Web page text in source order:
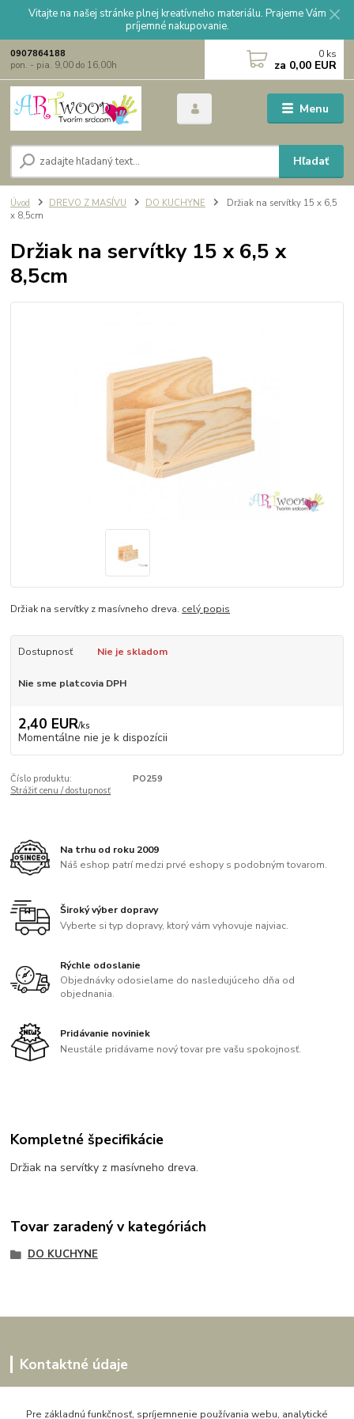
Vitajte na našej stránke plnej kreatívneho materiálu. Prajeme Vám
príjemné nakupovanie.
Menu
Hľadať
0907864188
pon. - pia. 9,00 do 16,00h
0 ks
za 0,00 EUR
Úvod DREVO Z MASÍVU DO KUCHYNE
Držiak na servítky 15 x 6,5
x 8,5cm
Držiak na servítky 15 x 6,5 x
8,5cm
Držiak na servítky z masívneho dreva. celý popis
Dostupnosť Nie je skladom
Nie sme platcovia DPH
2,40 EUR/ks
Momentálne nie je k dispozícii
Číslo produktu:
PO259
Strážiť cenu / dostupnosť
Na trhu od roku 2009
Náš eshop patrí medzi prvé eshopy s podobným tovarom.
Široký výber dopravy
Vyberte si typ dopravy, ktorý vám vyhovuje najviac.
Rýchle odoslanie
Objednávky odosielame do nasledujúceho dňa od
objednania.
Pridávanie noviniek
Neustále pridávame nový tovar pre vašu spokojnosť.
Kompletné špecifikácie
Držiak na servítky z masívneho dreva.
Tovar zaradený v kategóriách
DO KUCHYNE
Kontaktné údaje
0907864188
Pre základnú funkčnosť, spríjemnenie používania webu, analytické